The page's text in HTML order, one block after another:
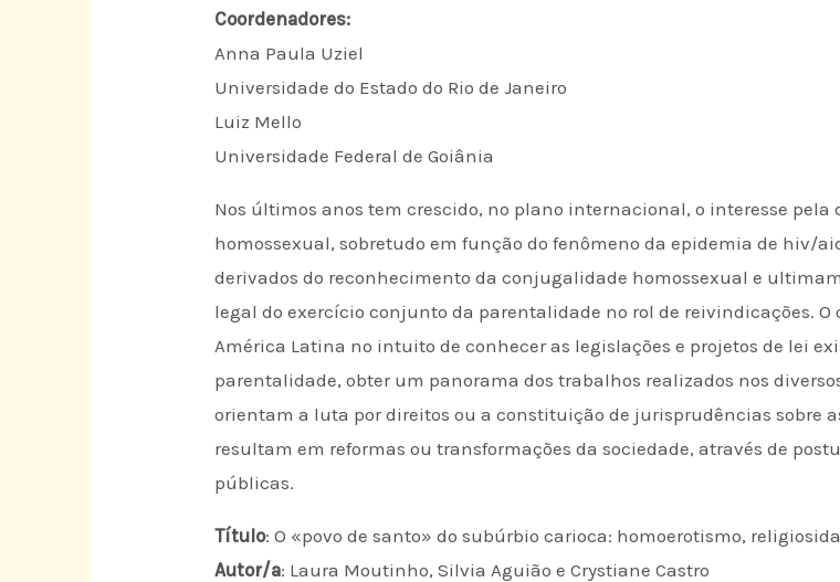
Coordenadores:
Anna Paula Uziel
Universidade do Estado do Rio de Janeiro
Luiz Mello
Universidade Federal de Goiânia
Nos últimos anos tem crescido, no plano internacional, o interesse
homossexual, sobretudo em função do fenômeno da epidemia de hiv/
derivados do reconhecimento da conjugalidade homossexual e
legal do exercício conjunto da parentalidade no rol de reivindicações.
América Latina no intuito de conhecer as legislações e projetos de lei
parentalidade, obter um panorama dos trabalhos realizados nos
orientam a luta por direitos ou a constituição de jurisprudências sobre
resultam em reformas ou transformações da sociedade, através de
públicas.
Título: O «povo de santo» do subúrbio carioca: homoerotismo,
Autor/a: Laura Moutinho, Silvia Aguião e Crystiane Castro